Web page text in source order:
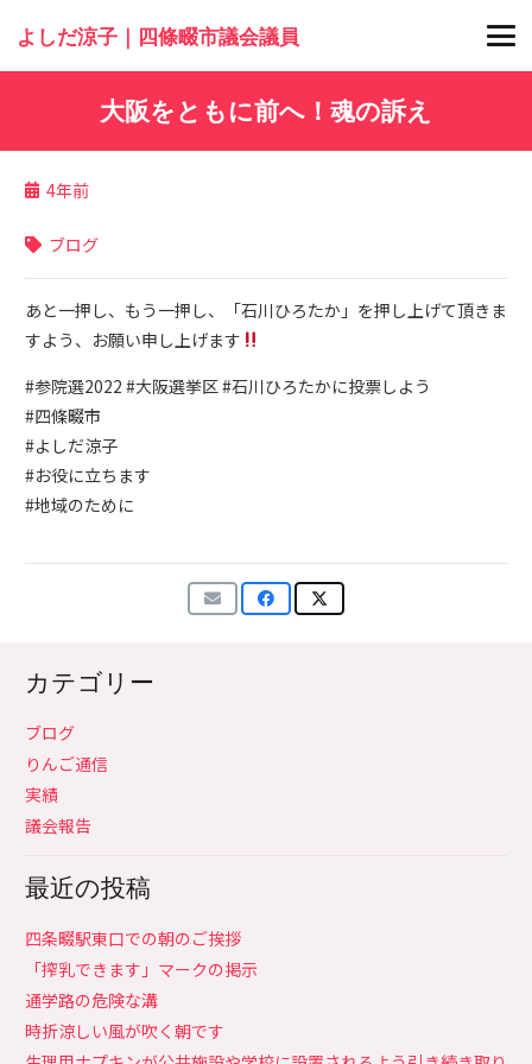
よしだ涼子｜四條畷市議会議員
大阪をともに前へ！魂の訴え
4年前
ブログ
あと一押し、もう一押し、「石川ひろたか」を押し上げて頂きま
すよう、お願い申し上げます
#参院選2022 #大阪選挙区 #石川ひろたかに投票しよう
#四條畷市
#よしだ涼子
#お役に立ちます
#地域のために
カテゴリー
ブログ
りんご通信
実績
議会報告
最近の投稿
四条畷駅東口での朝のご挨拶
「搾乳できます」マークの掲示
通学路の危険な溝
時折涼しい風が吹く朝です